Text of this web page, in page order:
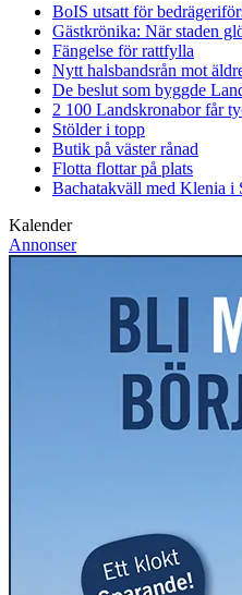
BoIS utsatt för
Gästkrönika: När staden
Fängelse för rattfylla
Nytt halsbandsrån mot
De beslut som byggde
2 100 Landskronabor får
Stölder i topp
Butik på väster rånad
Flotta flottar på plats
Bachatakväll med Klenia i
Kalender
Annonser